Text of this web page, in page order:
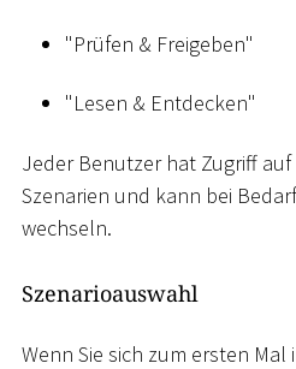
"Prüfen & Freigeben"
"Lesen & Entdecken"
Jeder Benutzer hat Zugriff
Szenarien und kann bei
wechseln.
Szenarioauswahl
Wenn Sie sich zum ersten Mal